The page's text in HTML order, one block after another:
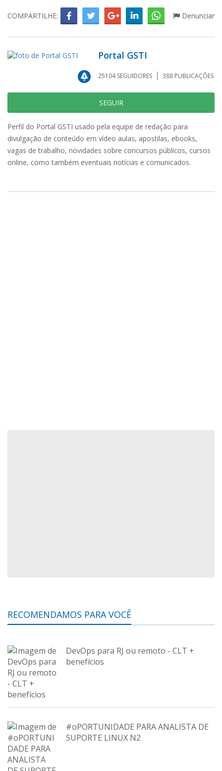
COMPARTILHE: Denunciar
Portal GSTI
25104SEGUIDORES 388 PUBLICAÇÕES
SEGUIR
Perfil do Portal GSTI usado pela equipe de redação para
divulgação de conteúdo em vídeo aulas, apostilas, ebooks,
vagas de trabalho, novidades sobre concursos públicos, cursos
online, como também eventuais notícias e comunicados.
RECOMENDAMOS PARA VOCÊ
DevOps para RJ ou remoto - CLT +
benefícios
#oPORTUNIDADE PARA ANALISTA DE
SUPORTE LINUX N2